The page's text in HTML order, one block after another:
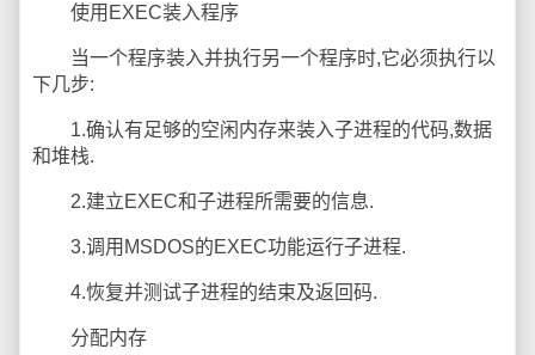
使用EXEC装入程序
当一个程序装入并执行另一个程序时,它必须执行以
下几步:
1.确认有足够的空闲内存来装入子进程的代码,数据
和堆栈.
2.建立EXEC和子进程所需要的信息.
3.调用MSDOS的EXEC功能运行子进程.
4.恢复并测试子进程的结束及返回码.
分配内存